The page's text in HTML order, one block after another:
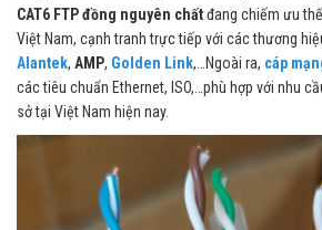
CAT6 FTP đồng nguyên chấtđang chiếm ưu
Việt Nam, cạnh tranh trực tiếp với các thương
Alantek, AMP, Golden Link,…Ngoài ra, cáp
các tiêu chuẩn Ethernet, ISO,…phù hợp với nhu
sở tại Việt Nam hiện nay.